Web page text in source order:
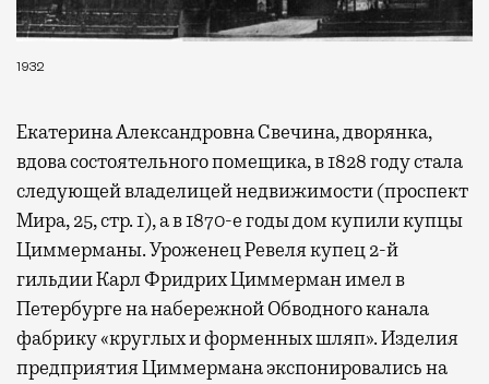
1932
Екатерина Александровна Свечина, дворянка,
вдова состоятельного помещика, в 1828 году стала
следующей владелицей недвижимости (проспект
Мира, 25, стр. 1), а в 1870-е годы дом купили купцы
Циммерманы. Уроженец Ревеля купец 2-й
гильдии Карл Фридрих Циммерман имел в
Петербурге на набережной Обводного канала
фабрику «круглых и форменных шляп». Изделия
предприятия Циммермана экспонировались на